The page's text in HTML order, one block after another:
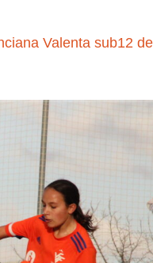
Valenta sub12